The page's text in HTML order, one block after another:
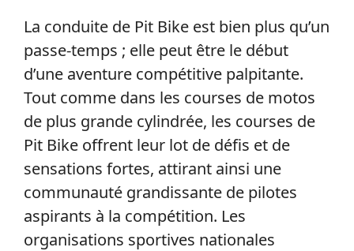
La conduite de Pit Bike est bien plus qu’un
passe-temps ; elle peut être le début
d’une aventure compétitive palpitante.
Tout comme dans les courses de motos
de plus grande cylindrée, les courses de
Pit Bike offrent leur lot de défis et de
sensations fortes, attirant ainsi une
communauté grandissante de pilotes
aspirants à la compétition. Les
organisations sportives nationales